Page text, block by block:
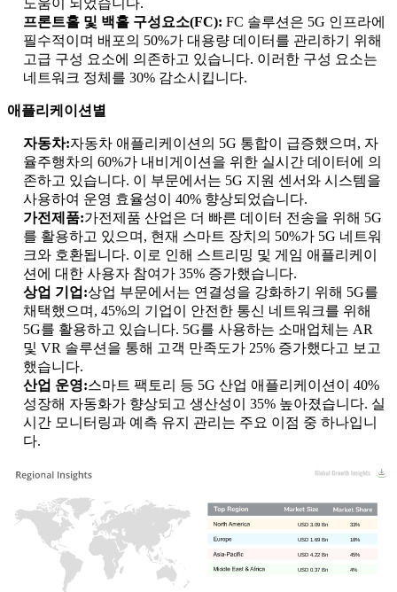
도움이 되었습니다.
프론트홀 및 백홀 구성요소(FC): FC 솔루션은 5G 인프라에
필수적이며 배포의 50%가 대용량 데이터를 관리하기 위해
고급 구성 요소에 의존하고 있습니다. 이러한 구성 요소는
네트워크 정체를 30% 감소시킵니다.
애플리케이션별
자동차:자동차 애플리케이션의 5G 통합이 급증했으며, 자
율주행차의 60%가 내비게이션을 위한 실시간 데이터에 의
존하고 있습니다. 이 부문에서는 5G 지원 센서와 시스템을
사용하여 운영 효율성이 40% 향상되었습니다.
가전제품:가전제품 산업은 더 빠른 데이터 전송을 위해 5G
를 활용하고 있으며, 현재 스마트 장치의 50%가 5G 네트워
크와 호환됩니다. 이로 인해 스트리밍 및 게임 애플리케이
션에 대한 사용자 참여가 35% 증가했습니다.
상업 기업:상업 부문에서는 연결성을 강화하기 위해 5G를
채택했으며, 45%의 기업이 안전한 통신 네트워크를 위해
5G를 활용하고 있습니다. 5G를 사용하는 소매업체는 AR
및 VR 솔루션을 통해 고객 만족도가 25% 증가했다고 보고
했습니다.
산업 운영:스마트 팩토리 등 5G 산업 애플리케이션이 40%
성장해 자동화가 향상되고 생산성이 35% 높아졌습니다. 실
시간 모니터링과 예측 유지 관리는 주요 이점 중 하나입니
다.
4%
USD 0.37 Bn
45%
USD 4.22 Bn
18%
USD 1.69 Bn
33%
USD 3.09 Bn